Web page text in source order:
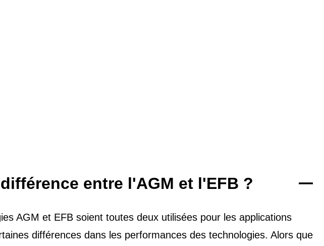
entre l'AGM et l'EFB ?
AGM et EFB soient toutes deux utilisées pour les applications
différences dans les performances des technologies. Alors que